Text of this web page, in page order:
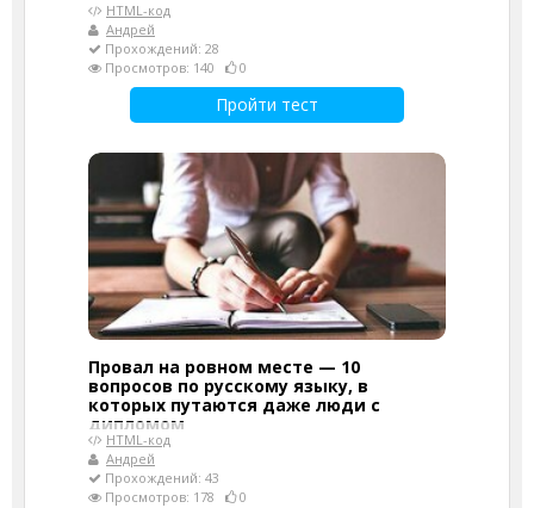
HTML-код
Андрей
Прохождений: 28
Просмотров: 140
0
Пройти тест
Провал на ровном месте — 10
вопросов по русскому языку, в
которых путаются даже люди с
дипломом
HTML-код
Андрей
Прохождений: 43
Просмотров: 178
0